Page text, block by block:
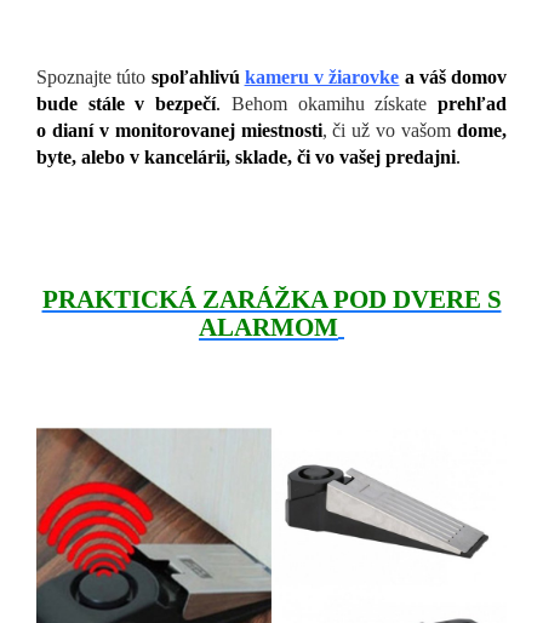
Spoznajte túto spoľahlivú kameru v žiarovke a váš domov
bude stále v bezpečí. Behom okamihu získateprehľad
o dianí v monitorovanej miestnosti, či už vo vašomdome,
byte, alebo v kancelárii, sklade, či vo vašej predajni.
PRAKTICKÁ ZARÁŽKA POD DVERE S
ALARMOM